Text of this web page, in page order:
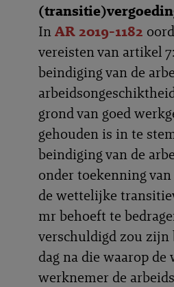
InAR 2019-1182
vereisten van artikel
beindiging van de
grond van goed
gehouden is in te
beindiging van de
onder toekenning
de wettelijke
mr behoeft te
verschuldigd zou zijn
dag na die waarop
werknemer de